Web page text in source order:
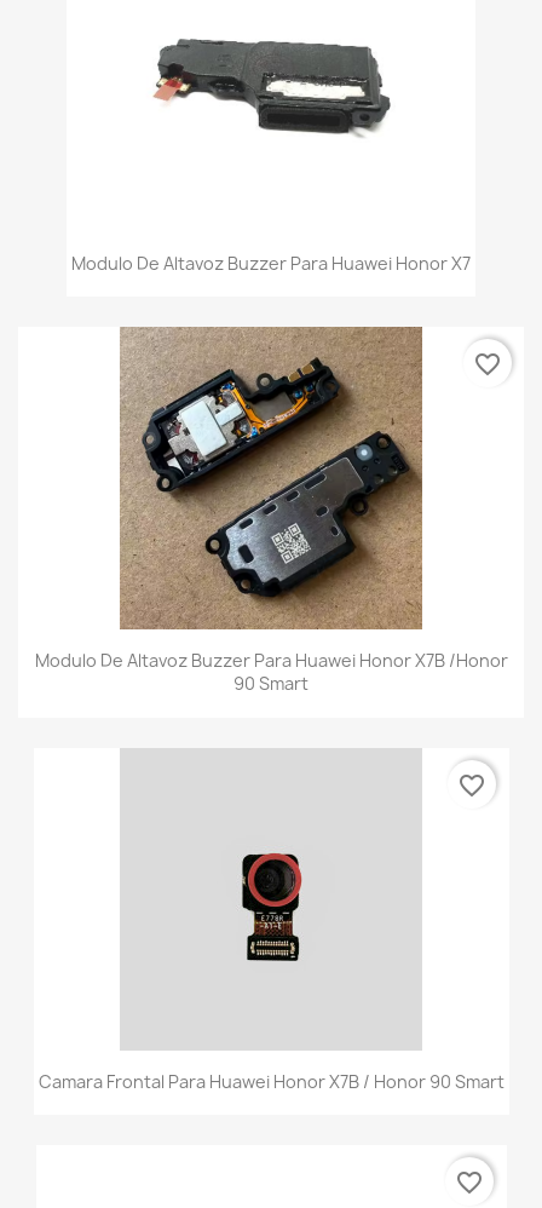
Modulo De Altavoz Buzzer Para Huawei Honor X7
Modulo De Altavoz Buzzer Para Huawei Honor X7B /Honor
90 Smart
favorite_border
Camara Frontal Para Huawei Honor X7B / Honor 90 Smart
favorite_border
favorite_border